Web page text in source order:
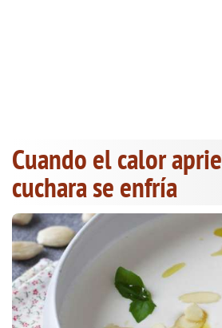
Cuando el calor
cuchara se enfría